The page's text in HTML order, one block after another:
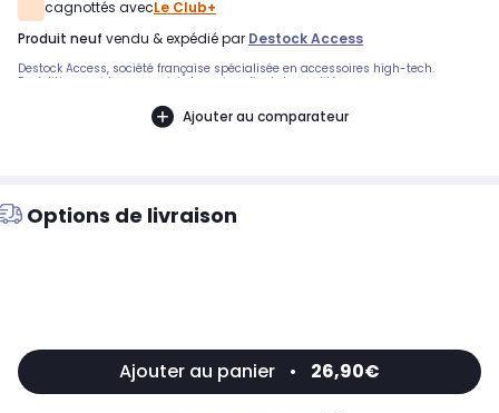
cagnottés avecLe Club+
produit neuf vendu & expédié par Destock Access
Destock Access, société française spécialisée en accessoires high-tech.
Expédition rapide avec suivi et service client de qualité.
Ajouter au comparateur
Options de livraison
Ajouter au panier • 26,90€